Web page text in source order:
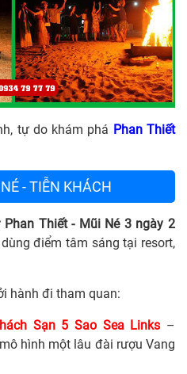
tự do khám phá Phan Thiết
- TIỄN KHÁCH
Phan Thiết - Mũi Né 3 ngày 2
dùng điểm tâm sáng tại resort,
hành đi tham quan:
Sạn 5 Sao Sea Links –
hình một lâu đài rượu Vang